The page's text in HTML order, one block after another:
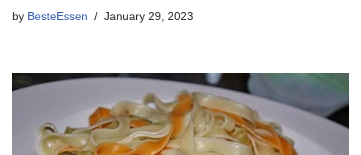
by BesteEssen January 29, 2023